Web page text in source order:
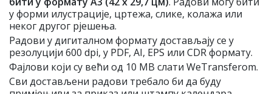
у форми илустрације, цртежа, слике, колажа или
неког другог рјешења.
Радови у дигиталном формату достављају се у
резолуцији 600 dpi, у PDF, AI, EPS или CDR формату.
Фајлови који су већи од 10 МB слати WeTransferom.
Сви достављени радови требало би да буду